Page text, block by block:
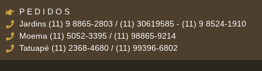
P E D I D O S
Jardins (11) 9 8865-2803 / (11) 30619585 - (11) 9 8524-1910
Moema (11) 5052-3395 / (11) 98865-9214
Tatuapé (11) 2368-4680 / (11) 99396-6802